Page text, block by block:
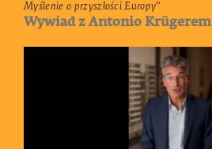
Myślenie o przyszłości Europy”
Wywiad z Antonio Krügerem